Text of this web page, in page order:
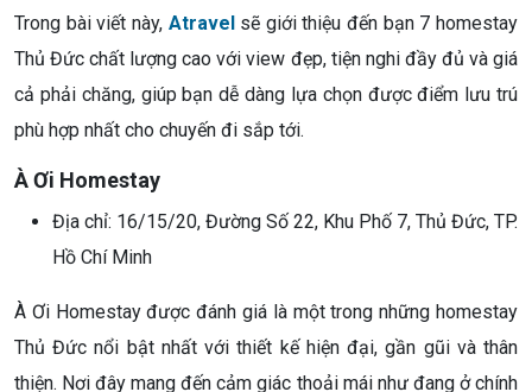
Trong bài viết này, Atravelsẽ giới thiệu đến bạn 7 homestay
Thủ Đức chất lượng cao với view đẹp, tiện nghi đầy đủ và giá
cả phải chăng, giúp bạn dễ dàng lựa chọn được điểm lưu trú
phù hợp nhất cho chuyến đi sắp tới.
À Ơi Homestay
Địa chỉ: 16/15/20, Đường Số 22, Khu Phố 7, Thủ Đức, TP.
Hồ Chí Minh
À Ơi Homestay được đánh giá là một trong những homestay
Thủ Đức nổi bật nhất với thiết kế hiện đại, gần gũi và thân
thiện. Nơi đây mang đến cảm giác thoải mái như đang ở chính